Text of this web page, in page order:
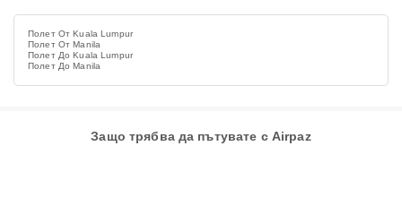
Полет От Kuala Lumpur
Полет От Manila
Полет До Kuala Lumpur
Полет До Manila
Защо трябва да пътувате с Airpaz